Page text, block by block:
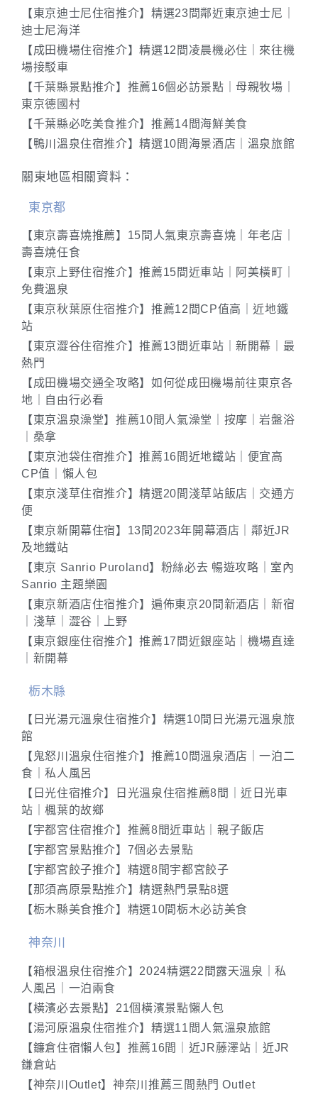
【東京迪士尼住宿推介】精選23間鄰近東京迪士尼｜
迪士尼海洋
【成田機場住宿推介】精選12間凌晨機必住｜來往機
場接駁車
【千葉縣景點推介】推薦16個必訪景點｜母親牧場｜
東京德國村
【千葉縣必吃美食推介】推薦14間海鮮美食
【鴨川溫泉住宿推介】精選10間海景酒店｜溫泉旅館
關東地區相關資料：
東京都
【東京壽喜燒推薦】15間人氣東京壽喜燒｜年老店｜
壽喜燒任食
【東京上野住宿推介】推薦15間近車站｜阿美橫町｜
免費溫泉
【東京秋葉原住宿推介】推薦12間CP值高｜近地鐵
站
【東京澀谷住宿推介】推薦13間近車站｜新開幕｜最
熱門
【成田機場交通全攻略】如何從成田機場前往東京各
地｜自由行必看
【東京溫泉澡堂】推薦10間人氣澡堂｜按摩｜岩盤浴
｜桑拿
【東京池袋住宿推介】推薦16間近地鐵站｜便宜高
CP值｜懶人包
【東京淺草住宿推介】精選20間淺草站飯店｜交通方
便
【東京新開幕住宿】13間2023年開幕酒店｜鄰近JR
及地鐵站
【東京 Sanrio Puroland】粉絲必去 暢遊攻略｜室內
Sanrio 主題樂園
【東京新酒店住宿推介】遍佈東京20間新酒店｜新宿
｜淺草｜澀谷｜上野
【東京銀座住宿推介】推薦17間近銀座站｜機場直達
｜新開幕
栃木縣
【日光湯元溫泉住宿推介】精選10間日光湯元溫泉旅
館
【鬼怒川溫泉住宿推介】推薦10間溫泉酒店｜一泊二
食｜私人風呂
【日光住宿推介】日光溫泉住宿推薦8間｜近日光車
站｜楓葉的故鄉
【宇都宮住宿推介】推薦8間近車站｜親子飯店
【宇都宮景點推介】7個必去景點
【宇都宮餃子推介】精選8間宇都宮餃子
【那須高原景點推介】精選熱門景點8選
【栃木縣美食推介】精選10間栃木必訪美食
神奈川
【箱根溫泉住宿推介】2024精選22間露天溫泉｜私
人風呂｜一泊兩食
【橫濱必去景點】21個橫濱景點懶人包
【湯河原溫泉住宿推介】精選11間人氣溫泉旅館
【鐮倉住宿懶人包】推薦16間｜近JR藤澤站｜近JR
鎌倉站
【神奈川Outlet】神奈川推薦三間熱門 Outlet